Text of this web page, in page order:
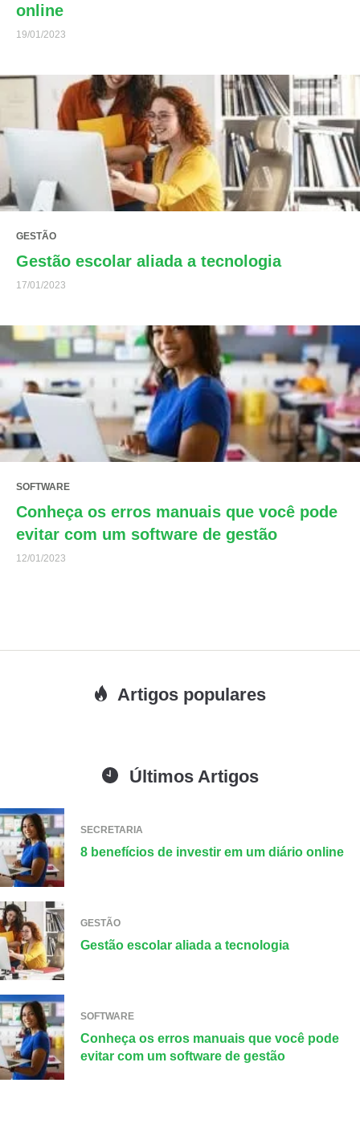
online
19/01/2023
GESTÃO
Gestão escolar aliada a tecnologia
17/01/2023
SOFTWARE
Conheça os erros manuais que você pode
evitar com um software de gestão
12/01/2023
Artigos populares
Últimos Artigos
SECRETARIA
8 benefícios de investir em um diário online
GESTÃO
Gestão escolar aliada a tecnologia
SOFTWARE
Conheça os erros manuais que você pode
evitar com um software de gestão